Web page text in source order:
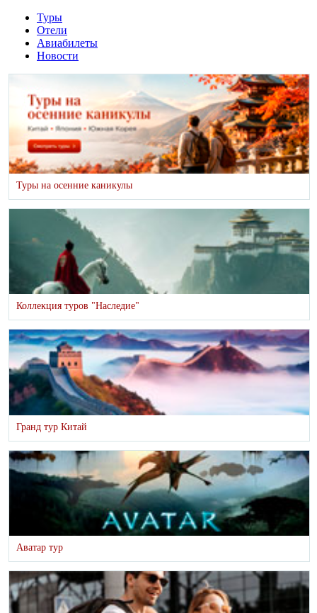
Туры
Отели
Авиабилеты
Новости
Туры на осенние каникулы
Коллекция туров "Наследие"
Гранд тур Китай
Аватар тур